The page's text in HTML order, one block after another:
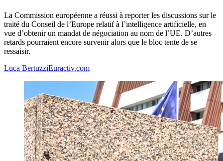
La Commission européenne a réussi à reporter les discussions sur le
traité du Conseil de l’Europe relatif à l’intelligence artificielle, en
vue d’obtenir un mandat de négociation au nom de l’UE. D’autres
retards pourraient encore survenir alors que le bloc tente de se
ressaisir.
Luca BertuzziEuractiv.com